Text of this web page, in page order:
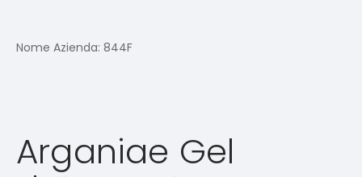
Nome Azienda: 844F
Arganiae Gel